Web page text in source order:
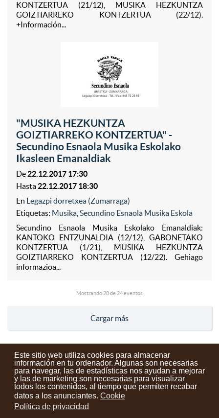
Este sitio web utiliza cookies para almacenar
información en tu ordenador. Algunas son necesarias
para navegar, las de estadísticas nos ayudan a mejorar
y las de marketing son necesarias para visualizar
todos los contenidos, al tiempo que permiten recabar
datos a los anunciantes. Cookie
Política de privacidad
KONTZERTUA (21/12), MUSIKA HEZKUNTZA
GOIZTIARREKO KONTZERTUA (22/12).
+Información...
"MUSIKA HEZKUNTZA
GOIZTIARREKO KONTZERTUA" -
Secundino Esnaola Musika Eskolako
Ikasleen Emanaldiak
De 22.12.2017 17:30
Hasta 22.12.2017 18:30
En Legazpi dorretxea (Zumarraga)
Etiquetas: Musika Secundino Esnaola Musika Eskola
Secundino Esnaola Musika Eskolako Emanaldiak:
KANTOKO ENTZUNALDIA (12/12), GABONETAKO
KONTZERTUA (1/21), MUSIKA HEZKUNTZA
GOIZTIARREKO KONTZERTUA (12/22). Gehiago
informazioa...
Mostrando 20de 24 eventos
Cargar más
Contactos Condiciones de uso Aviso legal
Noticias
Tu opinión cuenta